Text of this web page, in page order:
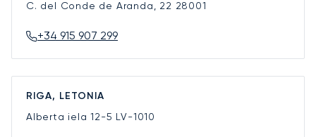
C. del Conde de Aranda, 22 28001
+34 915 907 299
RIGA, LETONIA
Alberta iela 12-5 LV-1010